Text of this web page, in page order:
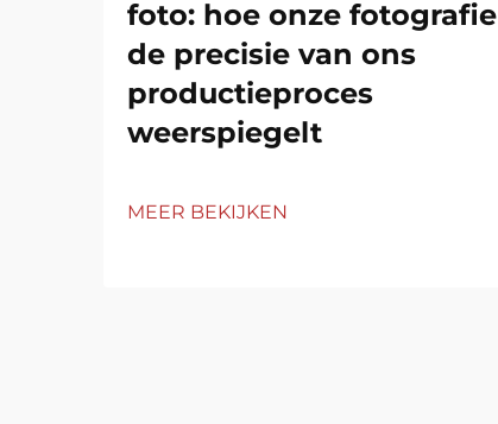
foto: hoe onze fotografie
de precisie van ons
productieproces
weerspiegelt
MEER BEKIJKEN